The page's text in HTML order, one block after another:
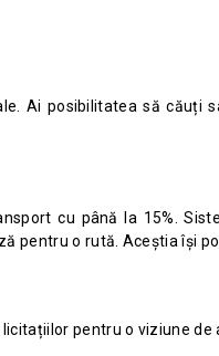
Ai posibilitatea să
cu până la 15%.
pentru o rută. Aceștia își
pentru o viziune